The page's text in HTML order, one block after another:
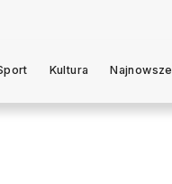
Kultura Najnowsze